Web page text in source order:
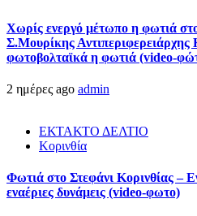
Χωρίς ενεργό μέτωπο η φωτιά
Σ.Μουρίκης Αντιπεριφερειάρχης
φωτοβολταϊκά η φωτιά (video-
2 ημέρες ago admin
ΕΚΤΑΚΤΟ ΔΕΛΤΙΟ
Κορινθία
Φωτιά στο Στεφάνι Κορινθίας –
εναέριες δυνάμεις (video-φωτο)